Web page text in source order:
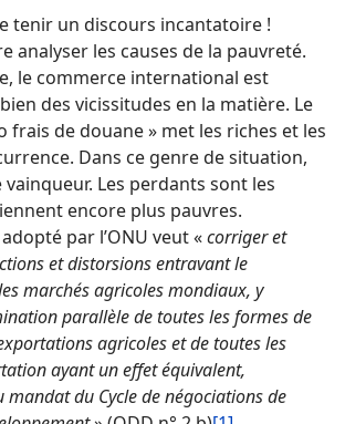
tenir un discours incantatoire !
analyser les causes de la pauvreté.
le commerce international est
des vicissitudes en la matière. Le
frais de douane » met les riches et les
Dans ce genre de situation,
Les perdants sont les
encore plus pauvres.
par l’ONU veut «corriger et
et distorsions entravant le
marchés agricoles mondiaux, y
parallèle de toutes les formes de
agricoles et de toutes les
ayant un effet équivalent,
du Cycle de négociations de